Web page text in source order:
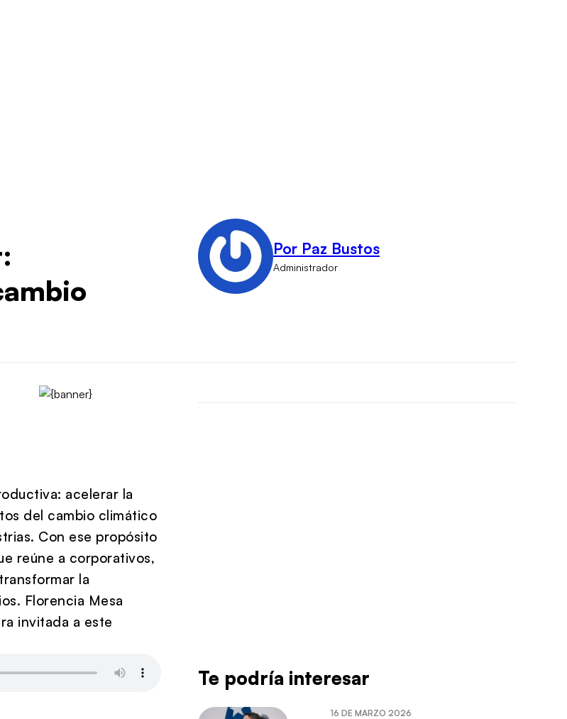
Por Paz Bustos
Administrador
acelerar la
del cambio climático
Con ese propósito
reúne a corporativos,
la
Florencia Mesa
invitada a este
Te podría interesar
16 DE MARZO 2026